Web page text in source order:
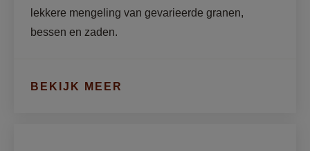
lekkere mengeling van gevarieerde granen,
bessen en zaden.
BEKIJK MEER